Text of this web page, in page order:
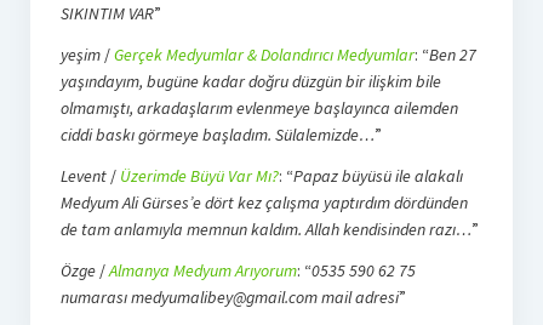
SIKINTIM VAR”
yeşim/Gerçek Medyumlar & Dolandırıcı Medyumlar: “Ben 27
yaşındayım, bugüne kadar doğru düzgün bir ilişkim bile
olmamıştı, arkadaşlarım evlenmeye başlayınca ailemden
ciddi baskı görmeye başladım. Sülalemizde…”
Levent/ Üzerimde Büyü Var Mı?: “Papaz büyüsü ile alakalı
Medyum Ali Gürses’e dört kez çalışma yaptırdım dördünden
de tam anlamıyla memnun kaldım. Allah kendisinden razı…”
Özge/Almanya Medyum Arıyorum: “0535 590 62 75
numarası medyumalibey@gmail.com mail adresi”